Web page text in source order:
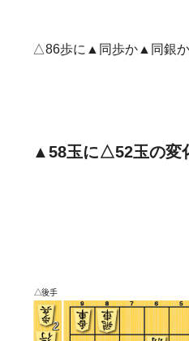
△86歩に▲同歩か▲同銀か
▲58玉に△52玉の変